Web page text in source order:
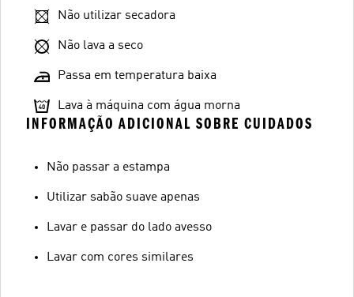
Não utilizar secadora
Não lava a seco
Passa em temperatura baixa
Lava à máquina com água morna
INFORMAÇÃO ADICIONAL SOBRE CUIDADOS
Não passar a estampa
Utilizar sabão suave apenas
Lavar e passar do lado avesso
Lavar com cores similares